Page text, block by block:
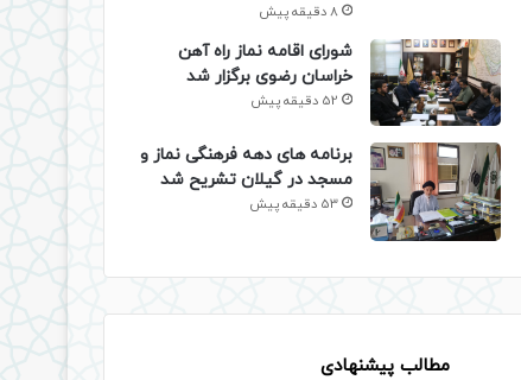
8 دقیقه پیش
شورای اقامه نماز راه آهن
خراسان رضوی برگزار شد
52 دقیقه پیش
برنامه های دهه فرهنگی نماز و
مسجد در گیلان تشریح شد
53 دقیقه پیش
مطالب پیشنهادی